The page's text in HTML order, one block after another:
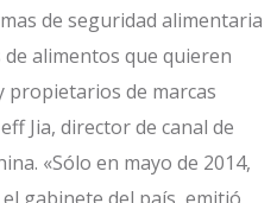
de seguridad alimentaria
alimentos que quieren
propietarios de marcas
Jia, director de canal de
«Sólo en mayo de 2014,